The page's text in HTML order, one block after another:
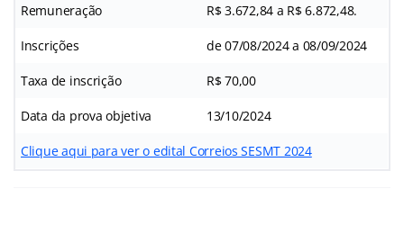
Remuneração R$ 3.672,84 a R$ 6.872,48.
Inscrições de 07/08/2024 a 08/09/2024
Taxa de inscrição R$ 70,00
Data da prova objetiva 13/10/2024
Clique aqui para ver o edital Correios SESMT 2024